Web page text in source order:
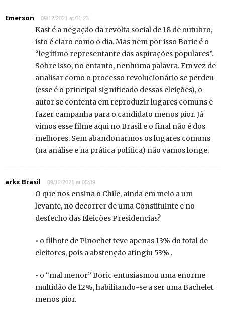
Emerson 09/12/2021 at 01:23
Kast é a negação da revolta social de 18 de outubro,
isto é claro como o dia. Mas nem por isso Boric é o
“legítimo representante das aspirações populares”.
Sobre isso, no entanto, nenhuma palavra. Em vez de
analisar como o processo revolucionário se perdeu
(esse é o principal significado dessas eleições), o
autor se contenta em reproduzir lugares comuns e
fazer campanha para o candidato menos pior. Já
vimos esse filme aqui no Brasil e o final não é dos
melhores. Sem abandonarmos os lugares comuns
(na análise e na prática política) não vamos longe.
arkx Brasil 09/12/2021 at 05:39
O que nos ensina o Chile, ainda em meio a um
levante, no decorrer de uma Constituinte e no
desfecho das Eleições Presidencias?
• o filhote de Pinochet teve apenas 13% do total de
eleitores, pois a abstenção atingiu 53% .
• o “mal menor” Boric entusiasmou uma enorme
multidão de 12%, habilitando-se a ser uma Bachelet
menos pior.